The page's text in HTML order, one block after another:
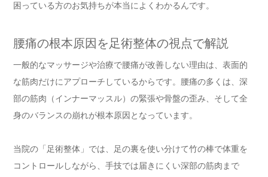
困っている方のお気持ちが本当によくわかるんです。
腰痛の根本原因を足術整体の視点で解説
一般的なマッサージや治療で腰痛が改善しない理由は、表面的
な筋肉だけにアプローチしているからです。腰痛の多くは、深
部の筋肉（インナーマッスル）の緊張や骨盤の歪み、そして全
身のバランスの崩れが根本原因となっています。
当院の「足術整体」では、足の裏を使い分けて竹の棒で体重を
コントロールしながら、手技では届きにくい深部の筋肉まで